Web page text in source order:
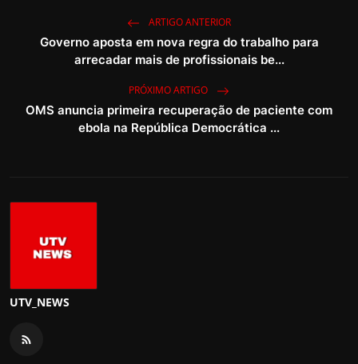
ARTIGO ANTERIOR
Governo aposta em nova regra do trabalho para
arrecadar mais de profissionais be...
PRÓXIMO ARTIGO
OMS anuncia primeira recuperação de paciente com
ebola na República Democrática ...
UTV_NEWS